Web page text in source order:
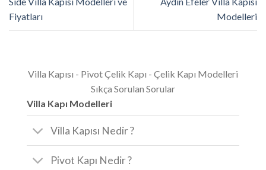
Fiyatları
Modelleri
Villa Kapısı - Pivot Çelik Kapı - Çelik Kapı Modelleri
Sıkça Sorulan Sorular
Villa Kapı Modelleri
Villa Kapısı Nedir ?
Pivot Kapı Nedir ?